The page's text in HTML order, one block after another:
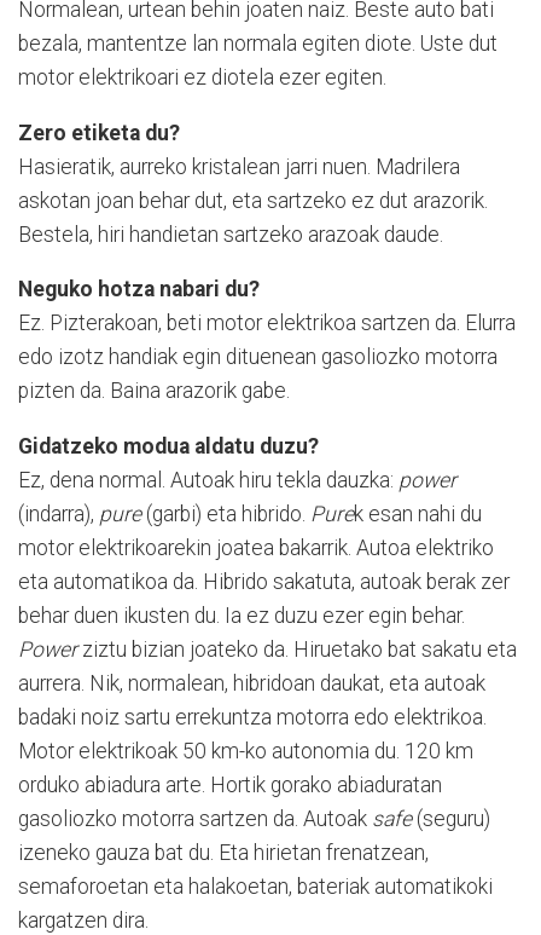
Normalean, urtean behin joaten naiz. Beste auto bati
bezala, mantentze lan normala egiten diote. Uste dut
motor elektrikoari ez diotela ezer egiten.
Zero etiketa du?
Hasieratik, aurreko kristalean jarri nuen. Madrilera
askotan joan behar dut, eta sartzeko ez dut arazorik.
Bestela, hiri handietan sartzeko arazoak daude.
Neguko hotza nabari du?
Ez. Pizterakoan, beti motor elektrikoa sartzen da. Elurra
edo izotz handiak egin dituenean gasoliozko motorra
pizten da. Baina arazorik gabe.
Gidatzeko modua aldatu duzu?
Ez, dena normal. Autoak hiru tekla dauzka: power
(indarra), pure(garbi) eta hibrido. Purek esan nahi du
motor elektrikoarekin joatea bakarrik. Autoa elektriko
eta automatikoa da. Hibrido sakatuta, autoak berak zer
behar duen ikusten du. Ia ez duzu ezer egin behar.
Powerziztu bizian joateko da. Hiruetako bat sakatu eta
aurrera. Nik, normalean, hibridoan daukat, eta autoak
badaki noiz sartu errekuntza motorra edo elektrikoa.
Motor elektrikoak 50 km-ko autonomia du. 120 km
orduko abiadura arte. Hortik gorako abiaduratan
gasoliozko motorra sartzen da. Autoak safe(seguru)
izeneko gauza bat du. Eta hirietan frenatzean,
semaforoetan eta halakoetan, bateriak automatikoki
kargatzen dira.